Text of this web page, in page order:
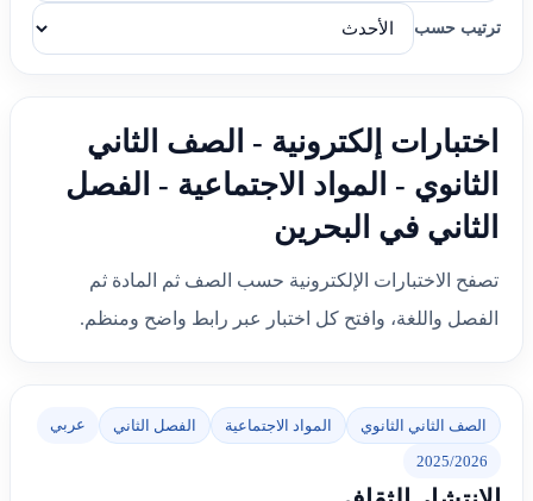
ترتيب حسب
اختبارات إلكترونية - الصف الثاني
الثانوي - المواد الاجتماعية - الفصل
الثاني في البحرين
تصفح الاختبارات الإلكترونية حسب الصف ثم المادة ثم
الفصل واللغة، وافتح كل اختبار عبر رابط واضح ومنظم.
الصف الثاني الثانوي المواد الاجتماعية الفصل الثاني عربي
2025/2026